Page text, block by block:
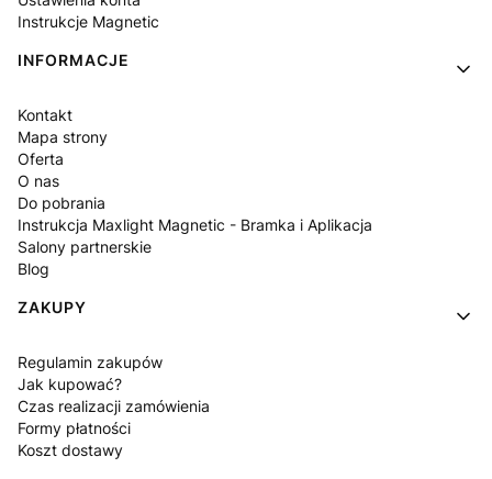
Instrukcje Magnetic
INFORMACJE
Kontakt
Mapa strony
Oferta
O nas
Do pobrania
Instrukcja Maxlight Magnetic - Bramka i Aplikacja
Salony partnerskie
Blog
ZAKUPY
Regulamin zakupów
Jak kupować?
Czas realizacji zamówienia
Formy płatności
Koszt dostawy